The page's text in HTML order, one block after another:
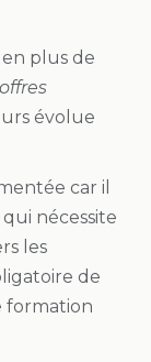
plus de
évolue
car il
nécessite
les
de
formation